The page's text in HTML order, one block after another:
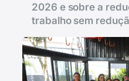
2026 e sobre a
trabalho sem